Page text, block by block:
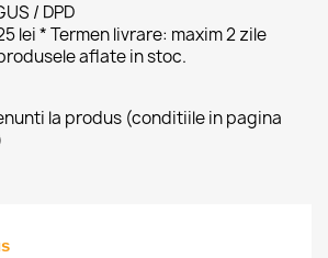
/ DPD
lei * Termen livrare: maxim 2 zile
aflate in stoc.
la produs (conditiile in pagina